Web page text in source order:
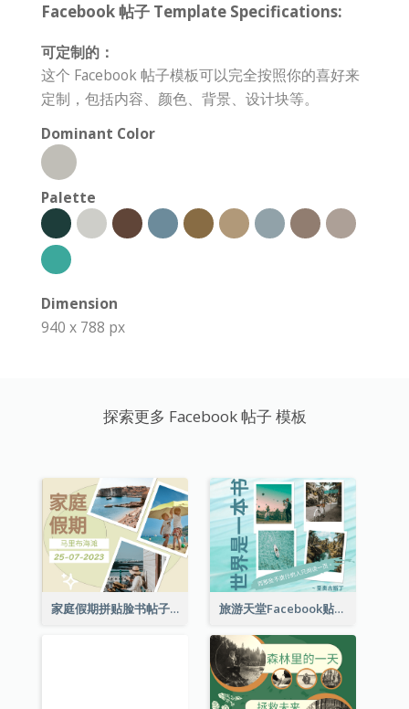
Facebook 帖子 Template Specifications:
可定制的：
这个 Facebook 帖子模板可以完全按照你的喜好来
定制，包括内容、颜色、背景、设计块等。
Dominant Color
Palette
Dimension
940 x 788 px
探索更多 Facebook 帖子 模板
家庭假期拼贴脸书帖子 旅游天堂Facebook贴子